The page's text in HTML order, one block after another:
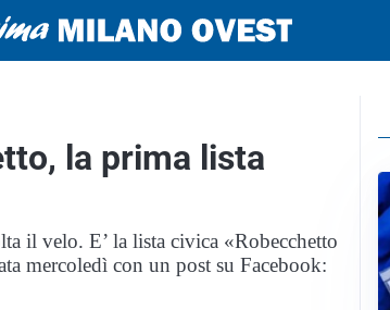
la prima lista
il velo. E’ la lista civica «Robecchetto
mercoledì con un post su Facebook: